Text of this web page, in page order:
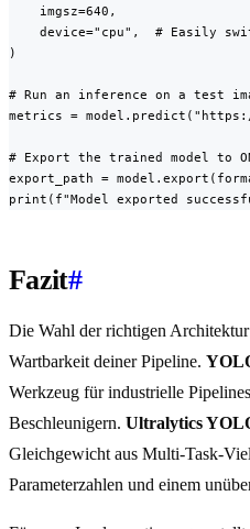
    imgsz=640,
device="cpu",  # Easily
)
# Run an inference on a test
metrics =
# Export the trained model to
export_path =
print(f"Model exported
Fazit#
Die Wahl der richtigen
Wartbarkeit deiner Pipeline.
Werkzeug für industrielle
Beschleunigern. Ultralytics
Gleichgewicht aus Multi-Task-
Parameterzahlen und einem